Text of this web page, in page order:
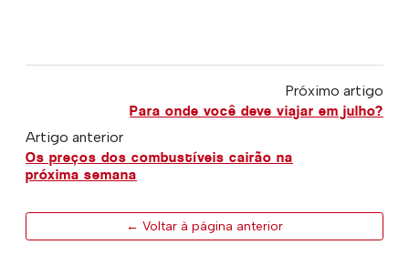
Próximo artigo
Para onde você deve viajar em julho?
Artigo anterior
Os preços dos combustíveis cairão na
próxima semana
← Voltar à página anterior